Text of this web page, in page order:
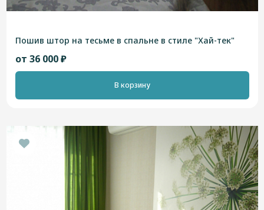
Пошив штор на тесьме в спальне в стиле "Хай-тек"
от 36 000 ₽
В корзину